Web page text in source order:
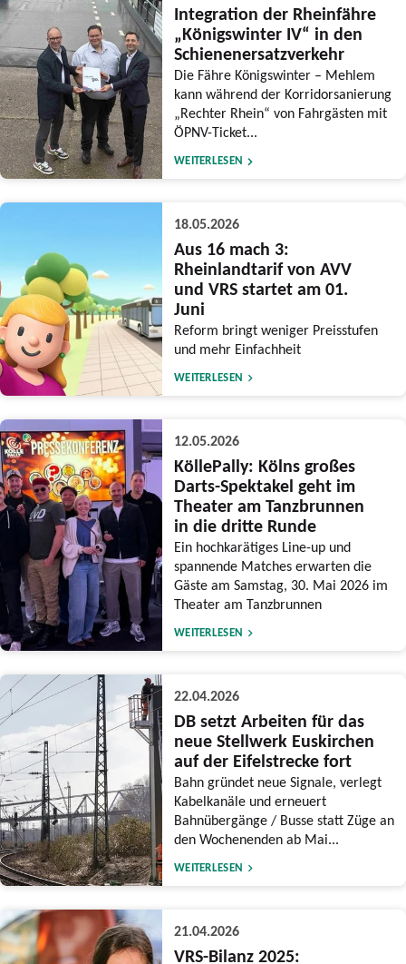
Integration der Rheinfähre
„Königswinter IV“ in den
Schienenersatzverkehr
Die Fähre Königswinter – Mehlem
kann während der Korridorsanierung
„Rechter Rhein“ von Fahrgästen mit
ÖPNV-Ticket...
WEITERLESEN
18.05.2026
Aus 16 mach 3:
Rheinlandtarif von AVV
und VRS startet am 01.
Juni
Reform bringt weniger Preisstufen
und mehr Einfachheit
WEITERLESEN
12.05.2026
KöllePally: Kölns großes
Darts-Spektakel geht im
Theater am Tanzbrunnen
in die dritte Runde
Ein hochkarätiges Line-up und
spannende Matches erwarten die
Gäste am Samstag, 30. Mai 2026 im
Theater am Tanzbrunnen
WEITERLESEN
22.04.2026
DB setzt Arbeiten für das
neue Stellwerk Euskirchen
auf der Eifelstrecke fort
Bahn gründet neue Signale, verlegt
Kabelkanäle und erneuert
Bahnübergänge / Busse statt Züge an
den Wochenenden ab Mai...
WEITERLESEN
21.04.2026
VRS-Bilanz 2025: